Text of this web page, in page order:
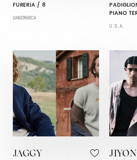
FURERIA / 8
DANIMARCA
PIANO
U.S.A.
JAGGY